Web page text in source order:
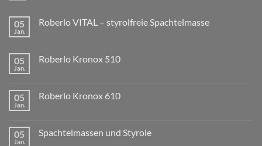
05
Jan.
Roberlo VITAL – styrolfreie Spachtelmasse
05
Jan.
Roberlo Kronox 510
05
Jan.
Roberlo Kronox 610
05
Jan.
Spachtelmassen und Styrole